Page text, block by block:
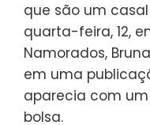
que são um
quarta-feira, 12,
Namorados,
em uma
aparecia com
bolsa.